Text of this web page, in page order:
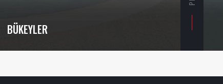
BÜKEYLER